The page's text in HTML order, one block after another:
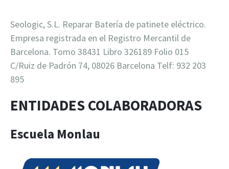
Seologic, S.L. Reparar Batería de patinete eléctrico.
Empresa registrada en el Registro Mercantil de
Barcelona. Tomo 38431 Libro 326189 Folio 015
C/Ruiz de Padrón 74, 08026 Barcelona Telf: 932 203
895
ENTIDADES COLABORADORAS
Escuela Monlau